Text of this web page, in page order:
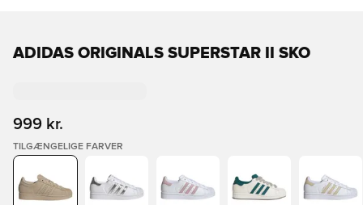
ADIDAS ORIGINALS SUPERSTAR II SKO
999 kr.
TILGÆNGELIGE FARVER